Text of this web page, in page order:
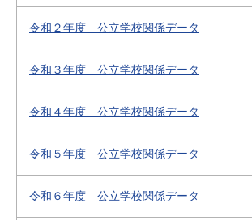
令和２年度 公立学校関係データ
令和３年度 公立学校関係データ
令和４年度 公立学校関係データ
令和５年度 公立学校関係データ
令和６年度 公立学校関係データ